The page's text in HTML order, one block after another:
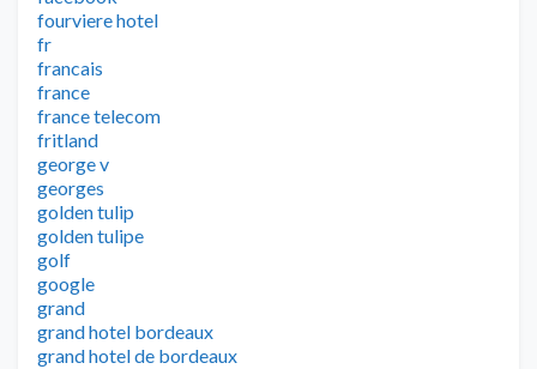
fourviere hotel
fr
francais
france
france telecom
fritland
george v
georges
golden tulip
golden tulipe
golf
google
grand
grand hotel bordeaux
grand hotel de bordeaux